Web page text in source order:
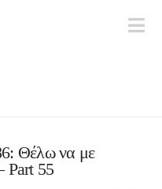
Θέλω να με
Part 55